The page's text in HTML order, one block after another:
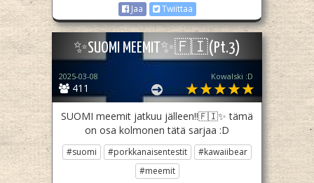
Jaa
Twiittaa
✨️SUOMI MEEMIT✨️🇫🇮(Pt.3)
411
2025-03-08 Kowalski :D
SUOMI meemit jatkuu jälleen!!🇫🇮✨️ tämä
on osa kolmonen tätä sarjaa :D
#suomi #porkkanaisentestit
#kawaiibear
#meemit